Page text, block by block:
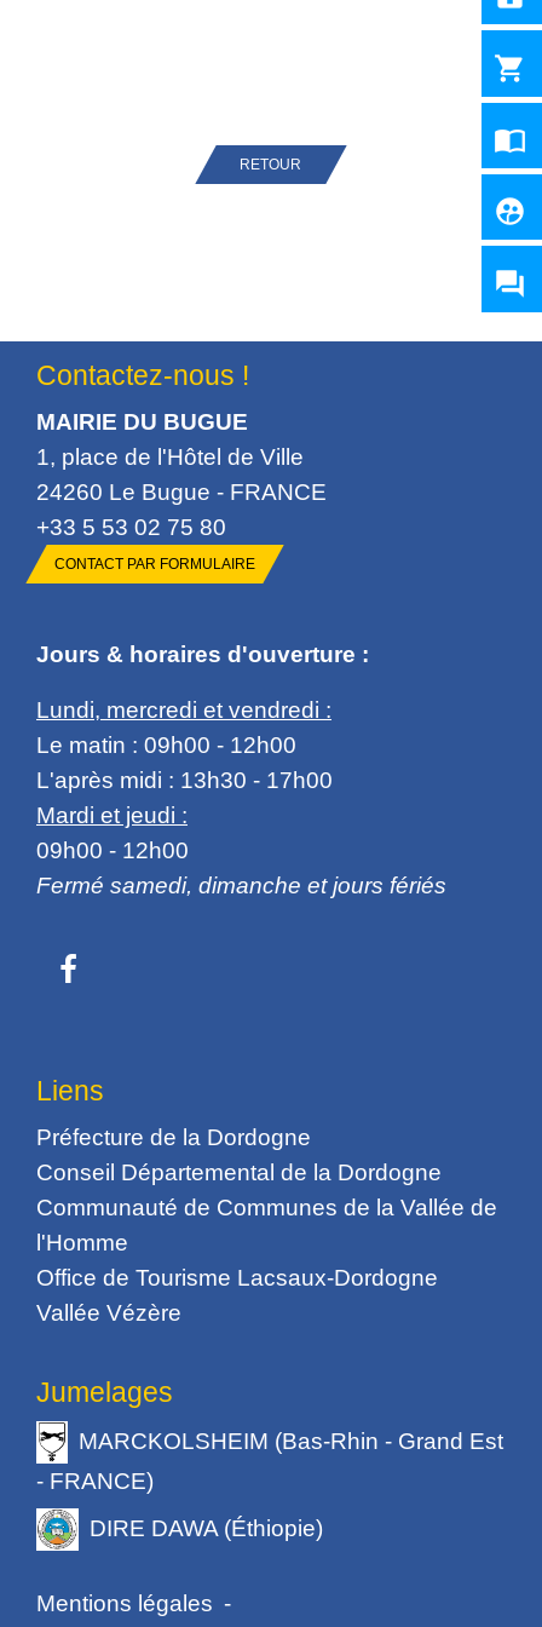
RETOUR
shopping_cart
import_contacts
supervised_user_circle
question_answer
Contactez-nous !
MAIRIE DU BUGUE
1, place de l'Hôtel de Ville
24260 Le Bugue - FRANCE
+33 5 53 02 75 80
CONTACT PAR FORMULAIRE
Jours & horaires d'ouverture :
Lundi, mercredi et vendredi :
Le matin : 09h00 - 12h00
L'après midi : 13h30 - 17h00
Mardi et jeudi :
09h00 - 12h00
Fermé samedi, dimanche et jours fériés
Liens
Préfecture de la Dordogne
Conseil Départemental de la Dordogne
Communauté de Communes de la Vallée de
l'Homme
Office de Tourisme Lacsaux-Dordogne
Vallée Vézère
Jumelages
MARCKOLSHEIM (Bas-Rhin - Grand Est
- FRANCE)
DIRE DAWA (Éthiopie)
Mentions légales -